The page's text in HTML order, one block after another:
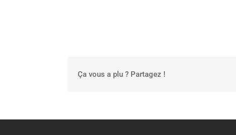
Ça vous a plu ? Partagez !